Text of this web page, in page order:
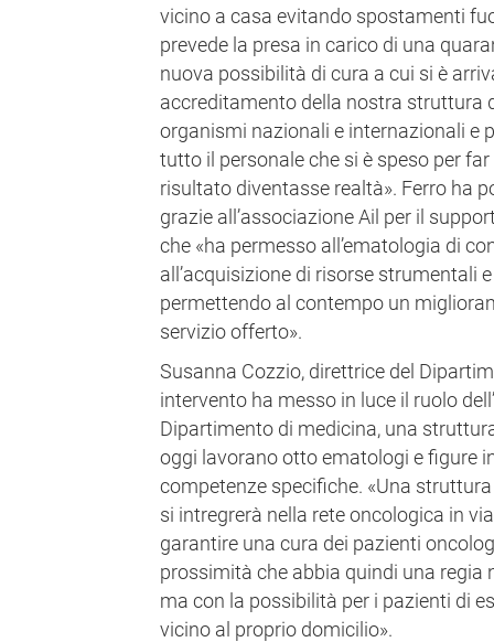
vicino a casa evitando spostamenti
prevede la presa in carico di una
nuova possibilità di cura a cui si è
accreditamento della nostra struttura
organismi nazionali e internazionali e
tutto il personale che si è speso per
risultato diventasse realtà». Ferro ha
grazie all’associazione Ail per il
che «ha permesso all’ematologia di
all’acquisizione di risorse strumentali
permettendo al contempo un
servizio offerto».
Susanna Cozzio, direttrice del
intervento ha messo in luce il ruolo
Dipartimento di medicina, una
oggi lavorano otto ematologi e figure
competenze specifiche. «Una
si intregrerà nella rete oncologica in
garantire una cura dei pazienti
prossimità che abbia quindi una
ma con la possibilità per i pazienti di
vicino al proprio domicilio».